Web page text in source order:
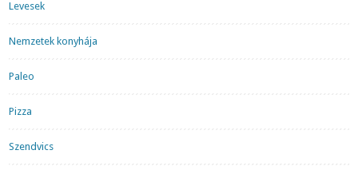
Levesek
Nemzetek konyhája
Paleo
Pizza
Szendvics